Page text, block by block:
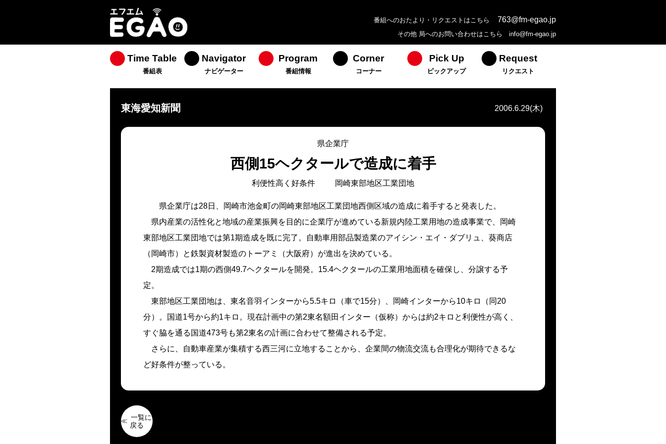
番組へのおたより・リクエストはこちら 763@fm-egao.jp
その他 局へのお問い合わせはこちら info@fm-egao.jp
Time Table
番組表
Navigator
ナビゲーター
Program
番組情報
Corner
コーナー
Pick Up
ピックアップ
Request
リクエスト
東海愛知新聞 2006.6.29(木)
県企業庁
西側15ヘクタールで造成に着手
利便性高く好条件 岡崎東部地区工業団地
県企業庁は28日、岡崎市池金町の岡崎東部地区工業団地西側区域の造成に着手すると発表した。
県内産業の活性化と地域の産業振興を目的に企業庁が進めている新規内陸工業用地の造成事業で、岡崎
東部地区工業団地では第1期造成を既に完了。自動車用部品製造業のアイシン・エイ・ダブリュ、葵商店
（岡崎市）と鉄製資材製造のトーアミ（大阪府）が進出を決めている。
2期造成では1期の西側49.7ヘクタールを開発。15.4ヘクタールの工業用地面積を確保し、分譲する予
定。
東部地区工業団地は、東名音羽インターから5.5キロ（車で15分）、岡崎インターから10キロ（同20
分）。国道1号から約1キロ。現在計画中の第2東名額田インター（仮称）からは約2キロと利便性が高く、
すぐ脇を通る国道473号も第2東名の計画に合わせて整備される予定。
さらに、自動車産業が集積する西三河に立地することから、企業間の物流交流も合理化が期待できるな
ど好条件が整っている。
一覧に
戻る